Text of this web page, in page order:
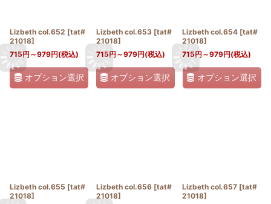
Lizbeth col.652 [tat#
21018]
715円 ～979円(税込)
オプション選択
Lizbeth col.653 [tat#
21018]
715円 ～979円(税込)
オプション選択
Lizbeth col.654 [tat#
21018]
715円 ～979円(税込)
オプション選択
Lizbeth col.655 [tat#
21018]
Lizbeth col.656 [tat#
21018]
Lizbeth col.657 [tat#
21018]